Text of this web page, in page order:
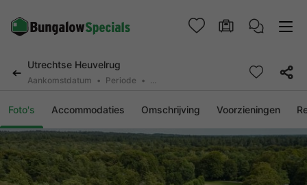
Utrechtse Heuvelrug
Aankomstdatum Periode 2 personen, 0 huisdier
Foto's Accommodaties Omschrijving Voorzieningen